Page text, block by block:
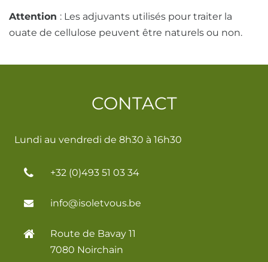
Attention : Les adjuvants utilisés pour traiter la
ouate de cellulose peuvent être naturels ou non.
CONTACT
Lundi au vendredi de 8h30 à 16h30
+32 (0)493 51 03 34
info@isoletvous.be
Route de Bavay 11
7080 Noirchain